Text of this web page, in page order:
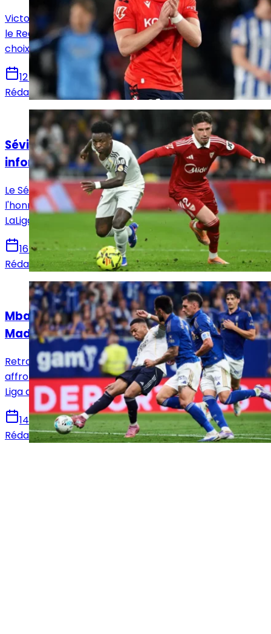
Victor Muñoz attire les regards en Navarre, tandis que
le Real Madrid prépare un possible rapatriement, un
choix qui pourrait remodeler l’offensive madrilène.
12 juin 2026
Rédaction Le Journal du Real
Actualités
Séville - Real Madrid : Horaire, chaînes et
informations sur le match !
Le Séville FC reçoit ce dimanche le Real Madrid en
l'honneur de la 37e et avant-dernière journée de
LaLiga. Voici toutes les infos pour suivre la rencontre.
16 mai 2026
Rédaction Le Journal du Real
Actualités
Mbappé sur le banc : le XI titulaire du Real
Madrid face au Real Oviedo !
Retrouvez la composition officielle du Real Madrid pour
affronter le Real Oviedo en vue de la 36e journée de
Liga avec notamment le retour de Mbappé.
14 mai 2026
Rédaction Le Journal du Real